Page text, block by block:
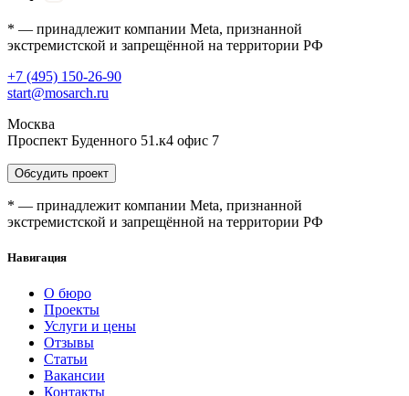
* — принадлежит компании Meta, признанной
экстремистской и запрещённой на территории РФ
+7 (495) 150-26-90
start@mosarch.ru
Москва
Проспект Буденного 51.к4 офис 7
Обсудить проект
* — принадлежит компании Meta, признанной
экстремистской и запрещённой на территории РФ
Навигация
О бюро
Проекты
Услуги и цены
Отзывы
Статьи
Вакансии
Контакты